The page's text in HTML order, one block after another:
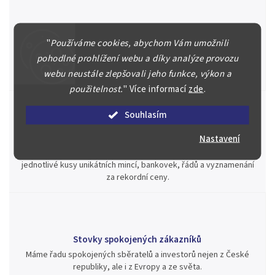
"Používáme cookies, abychom Vám umožnili
pohodlné prohlížení webu a díky analýze provozu
webu neustále zlepšovali jeho funkce, výkon a
použitelnost." Více informacízde.
Souhlasím
Nastavení
Náš kolektiv specialistů a znalců se Vám bude plně věnovat.
Posoudíme kvalitu a pravost Vašeho materiálu, prodáme v naší
aukci nebo Vám poradíme kam investovat.
Jsme zde pro Vás nepřetržitě již od roku 2000
jednotlivé kusy unikátních mincí, bankovek, řádů a vyznamenání
za rekordní ceny.
Stovky spokojených zákazníků
Máme řadu spokojených sběratelů a investorů nejen z České
republiky, ale i z Evropy a ze světa.